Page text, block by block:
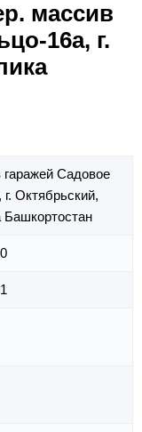
массив
16а, г.
гаражей Садовое
г. Октябрьский,
Башкортостан